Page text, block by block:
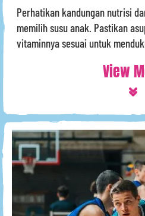
Perhatikan kandungan nutrisi
memilih susu anak. Pastikan
vitaminnya sesuai untuk
View